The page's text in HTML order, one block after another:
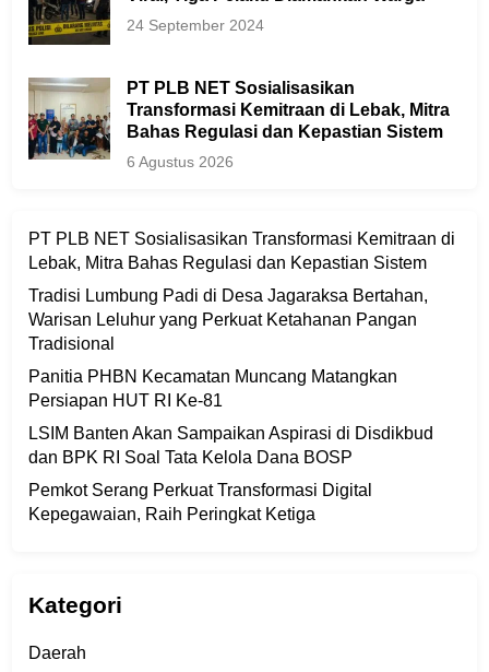
24 September 2024
PT PLB NET Sosialisasikan
Transformasi Kemitraan di Lebak, Mitra
Bahas Regulasi dan Kepastian Sistem
6 Agustus 2026
PT PLB NET Sosialisasikan Transformasi Kemitraan di
Lebak, Mitra Bahas Regulasi dan Kepastian Sistem
Tradisi Lumbung Padi di Desa Jagaraksa Bertahan,
Warisan Leluhur yang Perkuat Ketahanan Pangan
Tradisional
Panitia PHBN Kecamatan Muncang Matangkan
Persiapan HUT RI Ke-81
LSIM Banten Akan Sampaikan Aspirasi di Disdikbud
dan BPK RI Soal Tata Kelola Dana BOSP
Pemkot Serang Perkuat Transformasi Digital
Kepegawaian, Raih Peringkat Ketiga
Kategori
Daerah